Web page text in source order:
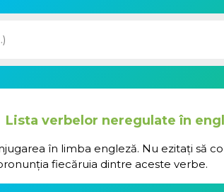
Lista verbelor neregulate în
în limba engleză. Nu ezitați să
fiecăruia dintre aceste verbe.